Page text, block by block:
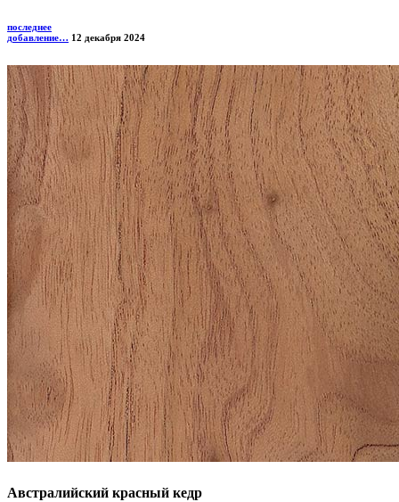
последнее
добавление… 12 декабря 2024
Австралийский красный кедр